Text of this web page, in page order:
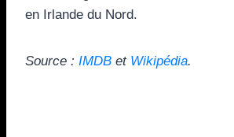
en Irlande du Nord.
Source : IMDB et Wikipédia.